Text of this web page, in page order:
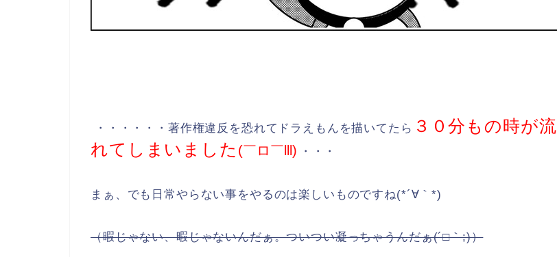
・・・・・・著作権違反を恐れてドラえもんを描いてたら ３０分もの時が流
れてしまいました (￣ロ￣lll) ・・・
まぁ、でも日常やらない事をやるのは楽しいものですね(*´∀｀*)
（暇じゃない、暇じゃないんだぁ。ついつい凝っちゃうんだぁ(´□｀;)）